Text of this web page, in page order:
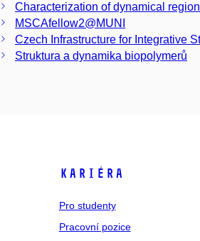
Characterization of dynamical
MSCAfellow2@MUNI
Czech Infrastructure for Integrative
Struktura a dynamika biopolymerů
Kariéra
Pro studenty
Pracovní pozice